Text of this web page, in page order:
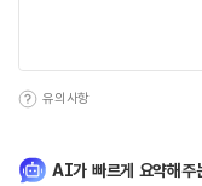
유의사항
AI가 빠르게 요약해주